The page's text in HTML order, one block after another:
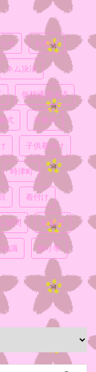
せ お祭り
ネム決済
仮想通貨決済
式 卒業式
子供着付け
時津町
着付け
疑問 結婚式
知識 飾り帯